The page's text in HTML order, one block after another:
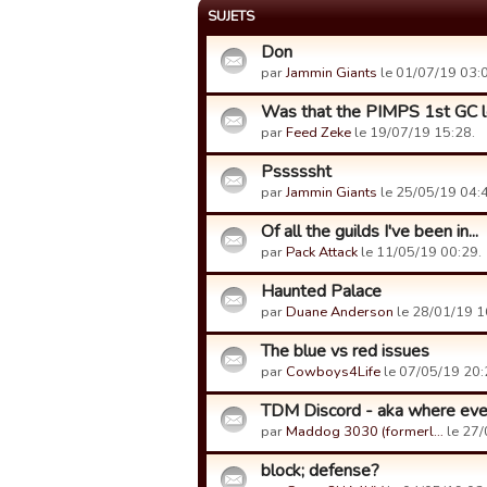
SUJETS
Don
parJammin Giants le 01/07/19
Was that the PIMPS 1st GC
parFeed Zeke le 19/07/19 15:28.
Psssssht
parJammin Giants le 25/05/19
Of all the guilds I've been in...
parPack Attack le 11/05/19 00:29.
Haunted Palace
parDuane Anderson le 28/01/19
The blue vs red issues
par Cowboys4Life le 07/05/19
TDM Discord - aka where
parMaddog 3030 (formerl… le
block; defense?